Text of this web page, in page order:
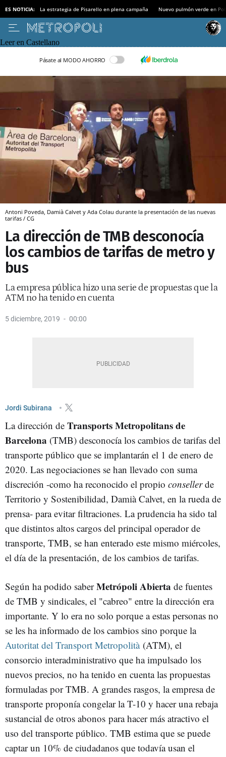
ES NOTICIA: La estrategia de Pisarello en plena campaña Nuevo pulmón verde en
Leer en Castellano
Pásate al MODO AHORRO
Antoni Poveda, Damià Calvet y Ada Colau durante la presentación de las nuevas
tarifas / CG
La dirección de TMB desconocía
los cambios de tarifas de metro y
bus
La empresa pública hizo una serie de propuestas que la
ATM no ha tenido en cuenta
5 diciembre, 2019 00:00
Jordi Subirana
La dirección de Transports Metropolitans de
Barcelona (TMB) desconocía los cambios de tarifas del
transporte público que se implantarán el 1 de enero de
2020. Las negociaciones se han llevado con suma
discreción -como ha reconocido el propio consellerde
Territorio y Sostenibilidad, Damià Calvet, en la rueda de
prensa- para evitar filtraciones. La prudencia ha sido tal
que distintos altos cargos del principal operador de
transporte, TMB, se han enterado este mismo miércoles,
el día de la presentación, de los cambios de tarifas.
Según ha podido saberMetrópoli Abierta de fuentes
de TMB y sindicales, el "cabreo" entre la dirección era
importante. Y lo era no solo porque a estas personas no
se les ha informado de los cambios sino porque la
Autoritat del Transport Metropolità(ATM), el
consorcio interadministrativo que ha impulsado los
nuevos precios, no ha tenido en cuenta las propuestas
formuladas por TMB. A grandes rasgos, la empresa de
transporte proponía congelar la T-10 y hacer una rebaja
sustancial de otros abonos para hacer más atractivo el
uso del transporte público. TMB estima que se puede
captar un 10% de ciudadanos que todavía usan el